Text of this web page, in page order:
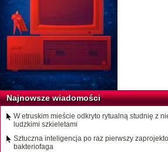
Najnowsze wiadomości
W etruskim mieście odkryto rytualną studnię z
ludzkimi szkieletami
Sztuczna inteligencja po raz pierwszy
bakteriofaga